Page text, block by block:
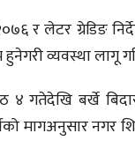
र लेटर ग्रेडिङ
व्यवस्था लागू
गतेदेखि बर्खे
मागअनुसार नगर